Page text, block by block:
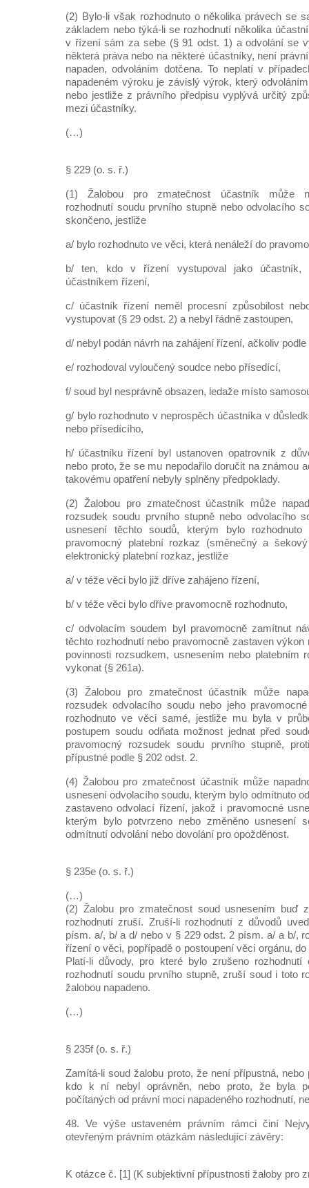
(2) Bylo-li však rozhodnuto o několika právech se
základem nebo týká-li se rozhodnutí několika
v řízení sám za sebe (§ 91 odst. 1) a odvolání se
některá práva nebo na některé účastníky, není
napaden, odvoláním dotčena. To neplatí v
napadeném výroku je závislý výrok, který
nebo jestliže z právního předpisu vyplývá určitý
mezi účastníky.
(…)
§ 229 (o. s. ř.)
(1) Žalobou pro zmatečnost účastník může
rozhodnutí soudu prvního stupně nebo odvolacího
skončeno, jestliže
a/ bylo rozhodnuto ve věci, která nenáleží do
b/ ten, kdo v řízení vystupoval jako účastník,
účastníkem řízení,
c/ účastník řízení neměl procesní způsobilost
vystupovat (§ 29 odst. 2) a nebyl řádně zastoupen,
d/ nebyl podán návrh na zahájení řízení, ačkoliv
e/ rozhodoval vyloučený soudce nebo přísedící,
f/ soud byl nesprávně obsazen, ledaže místo
g/ bylo rozhodnuto v neprospěch účastníka v
nebo přísedícího,
h/ účastníku řízení byl ustanoven opatrovník z
nebo proto, že se mu nepodařilo doručit na známou
takovému opatření nebyly splněny předpoklady.
(2) Žalobou pro zmatečnost účastník může
rozsudek soudu prvního stupně nebo odvolacího
usnesení těchto soudů, kterým bylo
pravomocný platební rozkaz (směnečný a
elektronický platební rozkaz, jestliže
a/ v téže věci bylo již dříve zahájeno řízení,
b/ v téže věci bylo dříve pravomocně rozhodnuto,
c/ odvolacím soudem byl pravomocně zamítnut
těchto rozhodnutí nebo pravomocně zastaven
povinnosti rozsudkem, usnesením nebo platebním
vykonat (§ 261a).
(3) Žalobou pro zmatečnost účastník může
rozsudek odvolacího soudu nebo jeho
rozhodnuto ve věci samé, jestliže mu byla v
postupem soudu odňata možnost jednat před
pravomocný rozsudek soudu prvního stupně,
přípustné podle § 202 odst. 2.
(4) Žalobou pro zmatečnost účastník může
usnesení odvolacího soudu, kterým bylo odmítnuto
zastaveno odvolací řízení, jakož i pravomocné
kterým bylo potvrzeno nebo změněno usnesení
odmítnutí odvolání nebo dovolání pro opožděnost.
§ 235e (o. s. ř.)
(…)
(2) Žalobu pro zmatečnost soud usnesením buď
rozhodnutí zruší. Zruší-li rozhodnutí z důvodů
písm. a/, b/ a d/ nebo v § 229 odst. 2 písm. a/ a b/,
řízení o věci, popřípadě o postoupení věci orgánu,
Platí-li důvody, pro které bylo zrušeno
rozhodnutí soudu prvního stupně, zruší soud i toto
žalobou napadeno.
(…)
§ 235f (o. s. ř.)
Zamítá-li soud žalobu proto, že není přípustná, nebo
kdo k ní nebyl oprávněn, nebo proto, že byla
počítaných od právní moci napadeného rozhodnutí,
48. Ve výše ustaveném právním rámci činí
otevřeným právním otázkám následující závěry:
K otázce č. [1] (K subjektivní přípustnosti žaloby pro